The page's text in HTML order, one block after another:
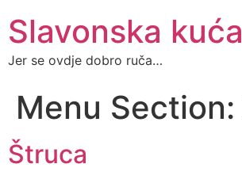
Slavonska kuća
Jer se ovdje dobro ruča…
Menu Section:
Štruca